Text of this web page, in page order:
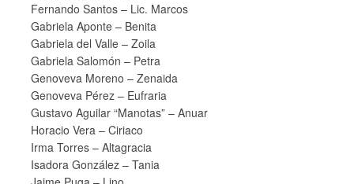
Fernando Santos – Lic. Marcos
Gabriela Aponte – Benita
Gabriela del Valle – Zoila
Gabriela Salomón – Petra
Genoveva Moreno – Zenaida
Genoveva Pérez – Eufraria
Gustavo Aguilar “Manotas” – Anuar
Horacio Vera – Ciriaco
Irma Torres – Altagracia
Isadora González – Tania